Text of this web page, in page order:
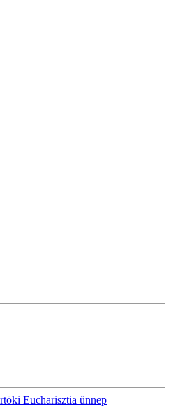
Eucharisztia ünnep